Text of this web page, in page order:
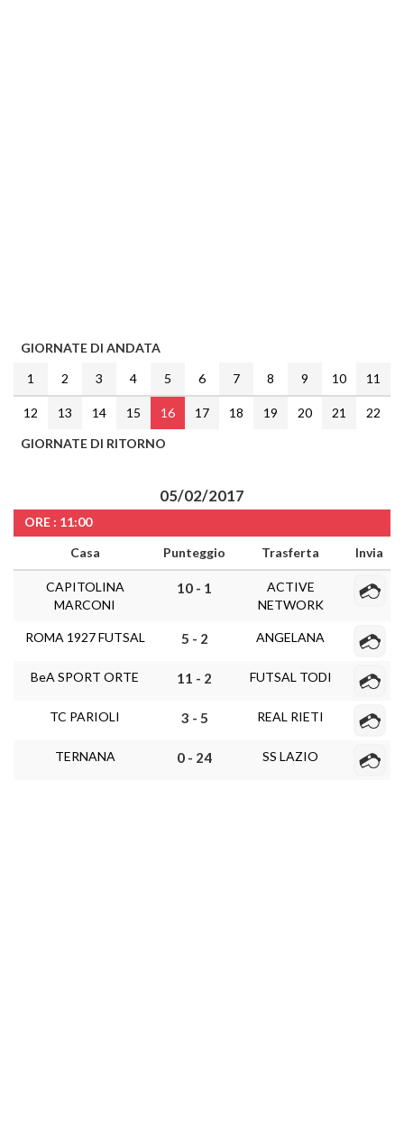
GIORNATE DI ANDATA
1
2 3 4 5 6 7 8 9 10 11
12 13 14 15 16 17 18 19 20 21
22
GIORNATE DI RITORNO
05/02/2017
ORE : 11:00
Casa
Punteggio Trasferta Invia
CAPITOLINA
MARCONI
10 - 1
ACTIVE
NETWORK
ROMA 1927 FUTSAL 5 - 2 ANGELANA
BeA SPORT ORTE 11 - 2 FUTSAL TODI
TC PARIOLI 3 - 5 REAL RIETI
TERNANA 0 - 24 SS LAZIO